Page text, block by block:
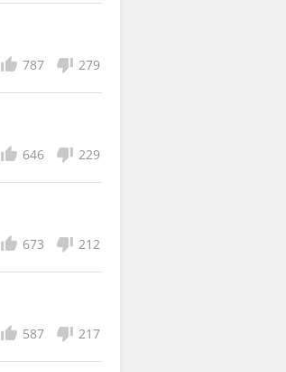
787
279
646
229
673
212
587
217